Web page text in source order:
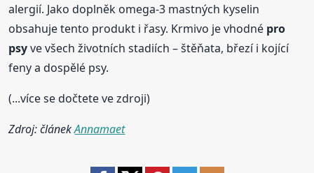
alergií. Jako doplněk omega-3 mastných kyselin
obsahuje tento produkt i řasy. Krmivo je vhodné pro
psyve všech životních stadiích – štěňata, březí i kojící
feny a dospělé psy.
(...více se dočtete ve zdroji)
Zdroj: článekAnnamaet